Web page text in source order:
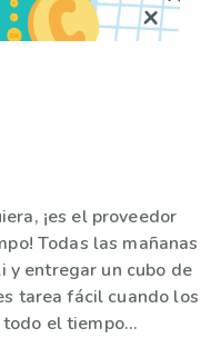
¡es el proveedor
Todas las mañanas
y entregar un cubo de
tarea fácil cuando los
todo el tiempo…